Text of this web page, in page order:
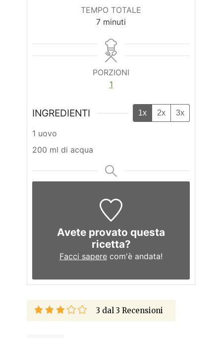
TEMPO TOTALE
7minuti
minuti
PORZIONI
1
INGREDIENTI 1x 2x 3x
1 uovo
200 ml di acqua
Avete provato questa
ricetta?
Facci sapere com'è andata!
3 dal 3 Recensioni